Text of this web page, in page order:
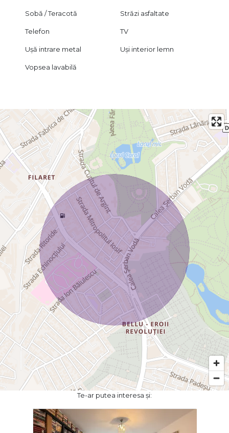
Sobă / Teracotă Străzi asfaltate
Telefon TV
Ușă intrare metal Uși interior lemn
Vopsea lavabilă
Te-ar putea interesa și: